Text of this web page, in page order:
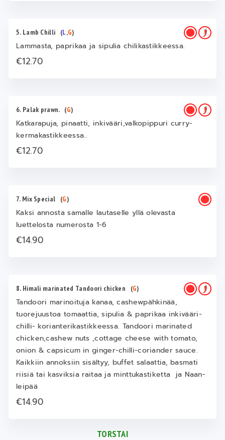
5. Lamb Chilli (L,G)
Lammasta, paprikaa ja sipulia chilikastikkeessa.
€12.70
6. Palak prawn. (G)
Katkarapuja, pinaatti, inkivääri,valkopippuri curry-
kermakastikkeessa..
€12.70
7. Mix Special (G)
Kaksi annosta samalle lautaselle yllä olevasta
luettelosta numerosta 1-6
€14.90
8. Himali marinated Tandoori chicken (G)
Tandoori marinoituja kanaa, cashewpähkinää,
tuorejuustoa tomaattia, sipulia & paprikaa inkivääri-
chilli- korianterikastikkeessa. Tandoori marinated
chicken,cashew nuts ,cottage cheese with tomato,
onion & capsicum in ginger-chilli-coriander sauce.
Kaikkiin annoksiin sisältyy, buffet salaattia, basmati
riisiä tai kasviksia raitaa ja minttukastiketta ja Naan-
leipää
€14.90
TORSTAI